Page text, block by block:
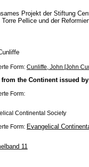
Projekt der Stiftung
Pellice und der
Form: Cunliffe, John [John
from the Continent issued
Form:
Continental Society
Form: Evangelical
11